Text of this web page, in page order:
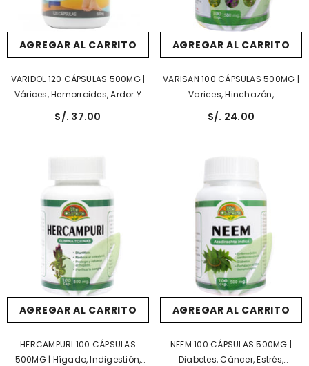
AGREGAR AL CARRITO
VARIDOL 120 CÁPSULAS 500MG |
Várices, Hemorroides, Ardor Y
Picazón Por Varices.
S/. 37.00
AGREGAR AL CARRITO
VARISAN 100 CÁPSULAS 500MG |
Varices, Hinchazón,
Inflamación, Circulación,
Reumatismo.
S/. 24.00
AGREGAR AL CARRITO
HERCAMPURI 100 CÁPSULAS
500MG | Hígado, Indigestión,
AGREGAR AL CARRITO
NEEM 100 CÁPSULAS 500MG |
Diabetes, Cáncer, Estrés,